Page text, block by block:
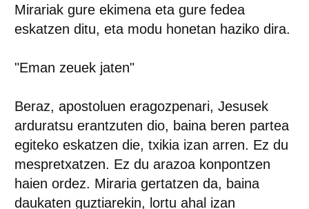
Mirariak gure ekimena eta gure fedea
eskatzen ditu, eta modu honetan haziko dira.
"Eman zeuek jaten"
Beraz, apostoluen eragozpenari, Jesusek
arduratsu erantzuten dio, baina beren partea
egiteko eskatzen die, txikia izan arren. Ez du
mespretxatzen. Ez du arazoa konpontzen
haien ordez. Miraria gertatzen da, baina
daukaten guztiarekin, lortu ahal izan